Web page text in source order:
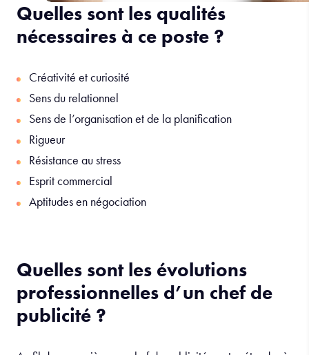
Quelles sont les qualités
nécessaires à ce poste ?
Créativité et curiosité
Sens du relationnel
Sens de l’organisation et de la planification
Rigueur
Résistance au stress
Esprit commercial
Aptitudes en négociation
Quelles sont les évolutions
professionnelles d’un chef de
publicité ?